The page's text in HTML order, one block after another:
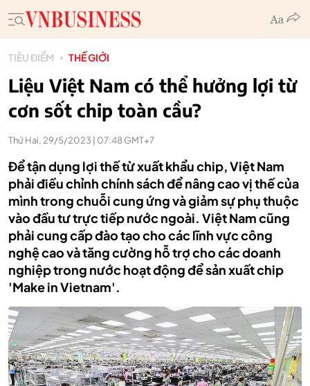
TIÊU ĐIỂM THẾ GIỚI
Liệu Việt Nam có thể hưởng lợi từ
cơn sốt chip toàn cầu?
Thứ Hai, 29/5/2023 | 07:48 GMT+7
Để tận dụng lợi thế từ xuất khẩu chip, Việt Nam
phải điều chỉnh chính sách để nâng cao vị thế của
mình trong chuỗi cung ứng và giảm sự phụ thuộc
vào đầu tư trực tiếp nước ngoài. Việt Nam cũng
phải cung cấp đào tạo cho các lĩnh vực công
nghệ cao và tăng cường hỗ trợ cho các doanh
nghiệp trong nước hoạt động để sản xuất chip
'Make in Vietnam'.